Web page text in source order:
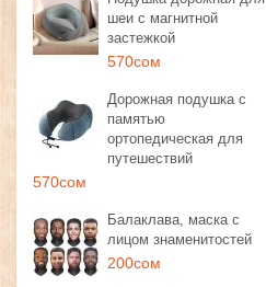
шеи с магнитной
застежкой
570сом
Дорожная подушка с
памятью
ортопедическая для
путешествий
570сом
Балаклава, маска с
лицом знаменитостей
200сом